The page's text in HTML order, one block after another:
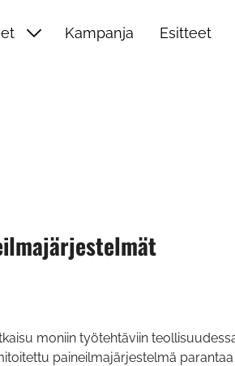
Kampanja Esitteet
moniin työtehtäviin
paineilmajärjestelmä parantaa